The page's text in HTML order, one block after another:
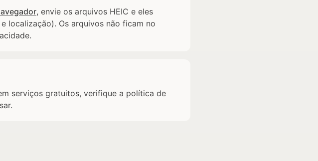
, envie os arquivos HEIC e eles
localização). Os arquivos não ficam no
serviços gratuitos, verifique a política de